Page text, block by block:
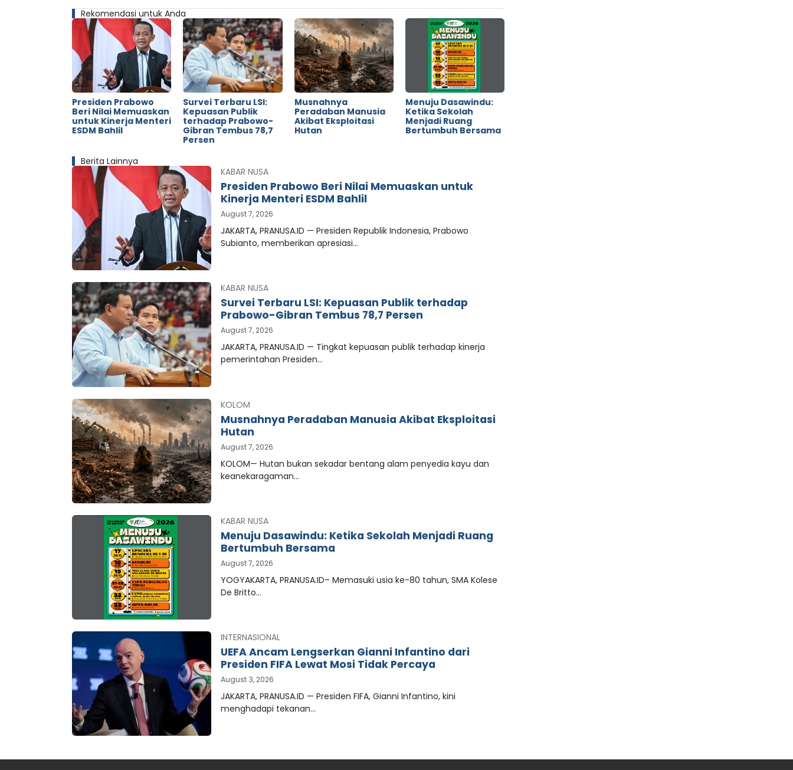
Rekomendasi untuk Anda
Presiden Prabowo
Beri Nilai Memuaskan
untuk Kinerja Menteri
ESDM Bahlil
Survei Terbaru LSI:
Kepuasan Publik
terhadap Prabowo-
Gibran Tembus 78,7
Persen
Musnahnya
Peradaban Manusia
Akibat Eksploitasi
Hutan
Menuju Dasawindu:
Ketika Sekolah
Menjadi Ruang
Bertumbuh Bersama
Berita Lainnya
KABAR NUSA
Presiden Prabowo Beri Nilai Memuaskan untuk
Kinerja Menteri ESDM Bahlil
August 7, 2026
JAKARTA, PRANUSA.ID — Presiden Republik Indonesia, Prabowo
Subianto, memberikan apresiasi…
KABAR NUSA
Survei Terbaru LSI: Kepuasan Publik terhadap
Prabowo-Gibran Tembus 78,7 Persen
August 7, 2026
JAKARTA, PRANUSA.ID — Tingkat kepuasan publik terhadap kinerja
pemerintahan Presiden…
KOLOM
Musnahnya Peradaban Manusia Akibat Eksploitasi
Hutan
August 7, 2026
KOLOM— Hutan bukan sekadar bentang alam penyedia kayu dan
keanekaragaman…
KABAR NUSA
Menuju Dasawindu: Ketika Sekolah Menjadi Ruang
Bertumbuh Bersama
August 7, 2026
YOGYAKARTA, PRANUSA.ID– Memasuki usia ke-80 tahun, SMA Kolese
De Britto…
INTERNASIONAL
UEFA Ancam Lengserkan Gianni Infantino dari
Presiden FIFA Lewat Mosi Tidak Percaya
August 3, 2026
JAKARTA, PRANUSA.ID — Presiden FIFA, Gianni Infantino, kini
menghadapi tekanan…